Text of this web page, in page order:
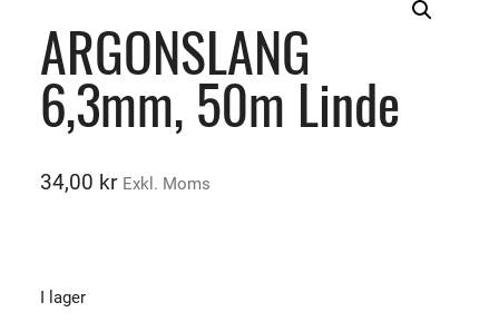
ARGONSLANG
6,3mm, 50m Linde
34,00 kr Exkl. Moms
I lager